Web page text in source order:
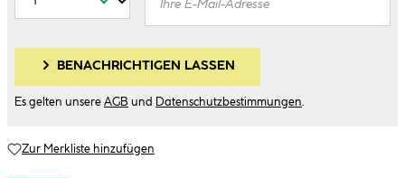
BENACHRICHTIGEN LASSEN
Es gelten unsere AGB und Datenschutzbestimmungen
Zur Merkliste hinzufügen